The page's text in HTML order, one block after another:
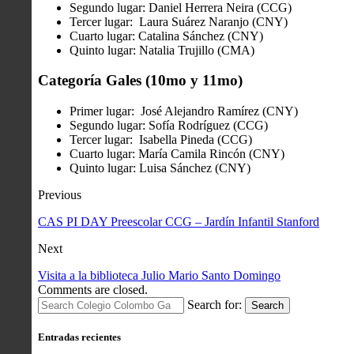
Segundo lugar: Daniel Herrera Neira (CCG)
Tercer lugar: Laura Suárez Naranjo (CNY)
Cuarto lugar: Catalina Sánchez (CNY)
Quinto lugar: Natalia Trujillo (CMA)
Categoría Gales (10mo y 11mo)
Primer lugar: José Alejandro Ramírez (CNY)
Segundo lugar: Sofía Rodríguez (CCG)
Tercer lugar: Isabella Pineda (CCG)
Cuarto lugar: María Camila Rincón (CNY)
Quinto lugar: Luisa Sánchez (CNY)
Previous
CAS PI DAY Preescolar CCG – Jardín Infantil Stanford
Next
Visita a la biblioteca Julio Mario Santo Domingo
Comments are closed.
Search for:
Search
Entradas recientes